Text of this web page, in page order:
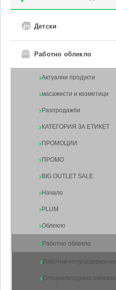
🧒 Детски
🦺 Работно облекло
Актуални продукти
масажисти и козметици
Разпродажби
КАТЕГОРИЯ ЗА ЕТИКЕТ
ПРОМОЦИИ
ПРОМО
BIG OUTLET SALE
Начало
PLUM
Облекло
Работно облекло
Работни полугащеризони
Специализирано облекло